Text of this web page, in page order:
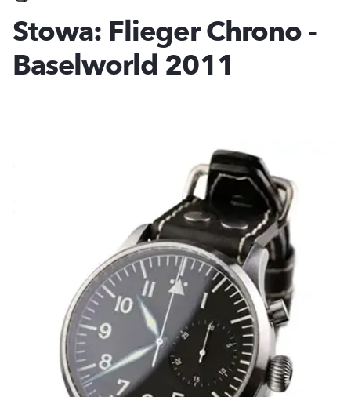
Stowa: Flieger Chrono -
Baselworld 2011